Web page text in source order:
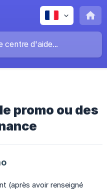
promo ou des
(après avoir renseigné